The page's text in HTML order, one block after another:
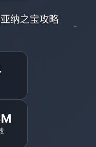
纳之宝攻略